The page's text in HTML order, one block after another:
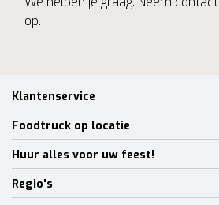
op.
Klantenservice
Foodtruck op locatie
Huur alles voor uw feest!
Regio's